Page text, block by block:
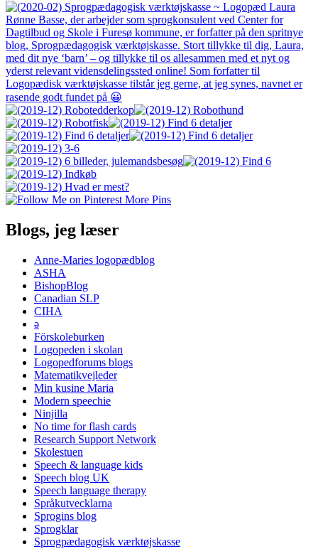
More Pins
Blogs, jeg læser
Anne-Maries logopædblog
ASHA
BishopBlog
Canadian SLP
CIHA
ə
Förskoleburken
Logopeden i skolan
Logopedforums blogs
Matematikvejleder
Min kusine Maria
Modern speechie
Ninjilla
No time for flash cards
Research Support Network
Skolestuen
Speech & language kids
Speech blog UK
Speech language therapy
Språkutvecklarna
Sprogins blog
Sprogklar
Sprogpædagogisk værktøjskasse